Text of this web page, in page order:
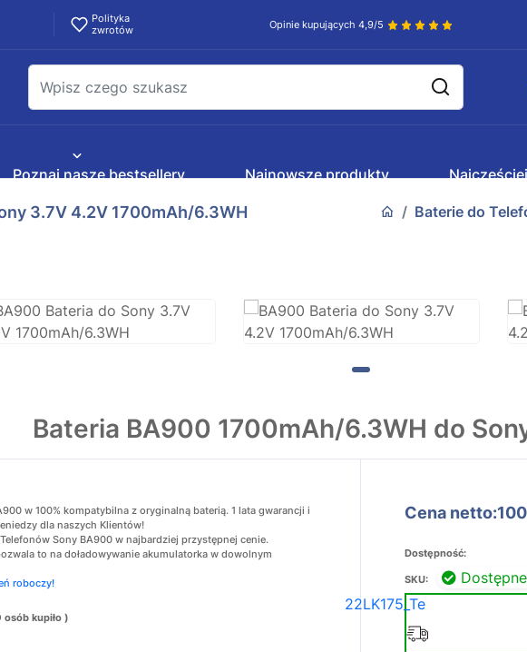
Polityka
zwrotów
Opinie kupujących 4,9/5
Poznaj nasze bestsellery Najnowsze produkty
3.7V 4.2V 1700mAh/6.3WH Baterie do
Bateria BA900 1700mAh/6.3WH do
w 100% kompatybilna z oryginalną baterią. 1 lata gwarancji i
dla naszych Klientów!
Sony BA900 w najbardziej przystępnej cenie.
to na doładowywanie akumulatorka w dowolnym
roboczy!
osób kupiło )
Cena
Dostępność:
SKU:
22LK175_Te